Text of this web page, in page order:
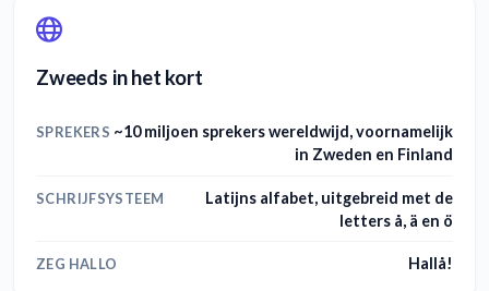
Zweeds in het kort
SPREKERS ~10 miljoen sprekers wereldwijd, voornamelijk
in Zweden en Finland
SCHRIJFSYSTEEM
Latijns alfabet, uitgebreid met de
letters å, ä en ö
ZEG HALLO Hallå!